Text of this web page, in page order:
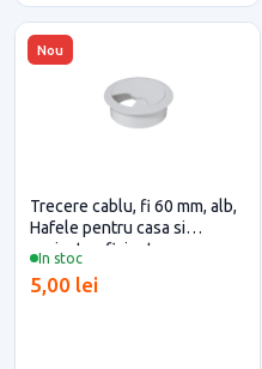
Nou
In stoc
Trecere cablu, fi 60 mm, alb,
Hafele pentru casa si
proiecte eficiente
5,00 lei